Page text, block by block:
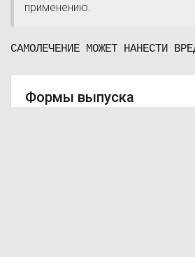
применению.
САМОЛЕЧЕНИЕ МОЖЕТ НАНЕСТИ
Формы выпуска